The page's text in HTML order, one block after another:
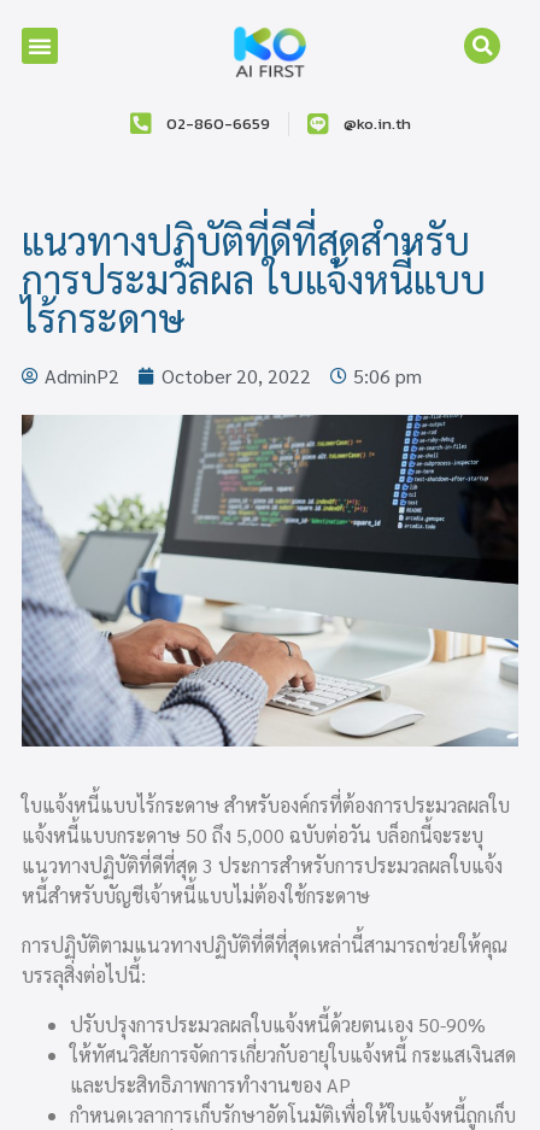
02-860-6659 @ko.in.th
แนวทางปฏิบัติที่ดีที่สุดสำหรับ
การประมวลผล ใบแจ้งหนี้แบบ
ไร้กระดาษ
AdminP2 October 20, 2022 5:06 pm
ใบแจ้งหนี้แบบไร้กระดาษ สำหรับองค์กรที่ต้องการประมวลผลใบ
แจ้งหนี้แบบกระดาษ 50 ถึง 5,000 ฉบับต่อวัน บล็อกนี้จะระบุ
แนวทางปฏิบัติที่ดีที่สุด 3 ประการสำหรับการประมวลผลใบแจ้ง
หนี้สำหรับบัญชีเจ้าหนี้แบบไม่ต้องใช้กระดาษ
การปฏิบัติตามแนวทางปฏิบัติที่ดีที่สุดเหล่านี้สามารถช่วยให้คุณ
บรรลุสิ่งต่อไปนี้:
ปรับปรุงการประมวลผลใบแจ้งหนี้ด้วยตนเอง 50-90%
ให้ทัศนวิสัยการจัดการเกี่ยวกับอายุใบแจ้งหนี้ กระแสเงินสด
และประสิทธิภาพการทำงานของ AP
กำหนดเวลาการเก็บรักษาอัตโนมัติเพื่อให้ใบแจ้งหนี้ถูกเก็บ